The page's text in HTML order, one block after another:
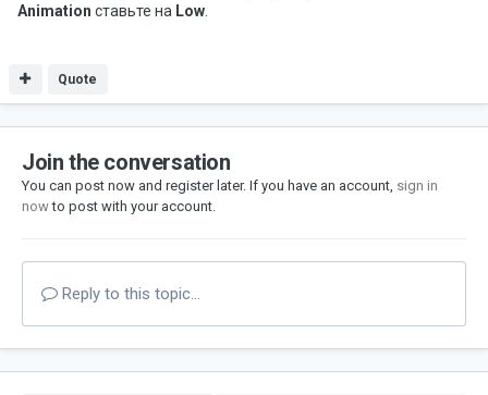
Animation ставьте на Low
Quote
Join the conversation
You can post now and register later. If you have an account, sign in
nowto post with your account.
Reply to this topic...